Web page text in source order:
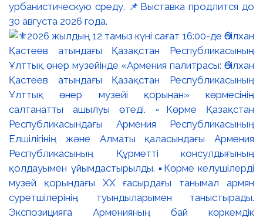
урбанистическую среду. 📌Выставка продлится до
30 августа 2026 года.